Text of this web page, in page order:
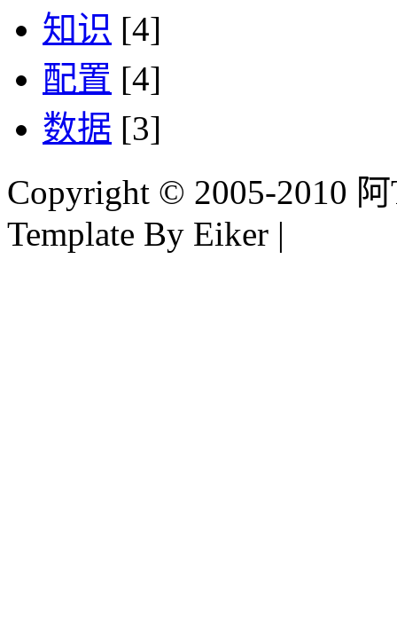
知识 [4]
配置 [4]
数据 [3]
Copyright © 2005-2010
Template By Eiker |